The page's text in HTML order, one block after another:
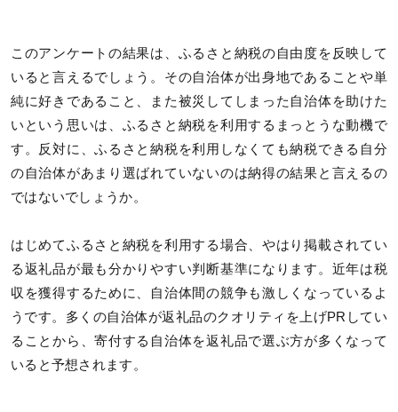
このアンケートの結果は、ふるさと納税の自由度を反映して
いると言えるでしょう。その自治体が出身地であることや単
純に好きであること、また被災してしまった自治体を助けた
いという思いは、ふるさと納税を利用するまっとうな動機で
す。反対に、ふるさと納税を利用しなくても納税できる自分
の自治体があまり選ばれていないのは納得の結果と言えるの
ではないでしょうか。
はじめてふるさと納税を利用する場合、やはり掲載されてい
る返礼品が最も分かりやすい判断基準になります。近年は税
収を獲得するために、自治体間の競争も激しくなっているよ
うです。多くの自治体が返礼品のクオリティを上げPRしてい
ることから、寄付する自治体を返礼品で選ぶ方が多くなって
いると予想されます。